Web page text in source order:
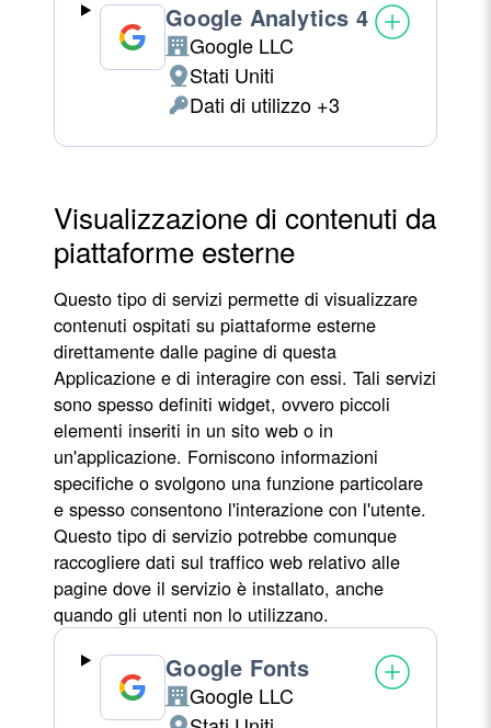
Google Analytics 4
Azienda:
Google LLC
Luogo
del
trattamento:
Stati Uniti
Dati
Personali
Dati di utilizzo +3
Visualizzazione di contenuti da
piattaforme esterne
Questo tipo di servizi permette di visualizzare
contenuti ospitati su piattaforme esterne
direttamente dalle pagine di questa
Applicazione e di interagire con essi. Tali servizi
sono spesso definiti widget, ovvero piccoli
elementi inseriti in un sito web o in
un'applicazione. Forniscono informazioni
specifiche o svolgono una funzione particolare
e spesso consentono l'interazione con l'utente.
Questo tipo di servizio potrebbe comunque
raccogliere dati sul traffico web relativo alle
pagine dove il servizio è installato, anche
quando gli utenti non lo utilizzano.
Google Fonts
Azienda:
Google LLC